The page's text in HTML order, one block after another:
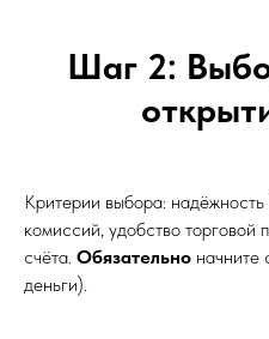
Шаг 2:
Критерии выбора:
комиссий, удобство
счёта. Обязательно начните
деньги).